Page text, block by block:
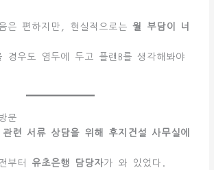
은 편하지만, 현실적으로는월 부담이 너
경우도 염두에 두고 플랜B를 생각해봐야
문
련 서류 상담을 위해 후지건설 사무실에
부터 유초은행 담당자가 와 있었다.